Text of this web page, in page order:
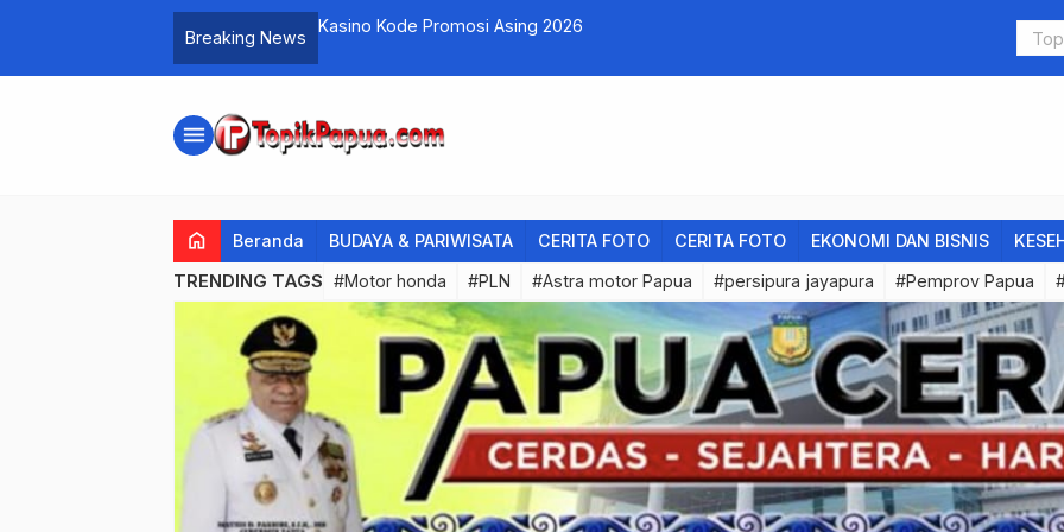
Breaking News
Kasino Kode Promosi Asing 2026 Ini Pesan
menu
home Beranda BUDAYA & PARIWISATA CERITA FOTO CERITA FOTO EKONOMI DAN BISNIS
TRENDING TAGS #Motor honda #PLN #Astra motor Papua #persipura jayapura #Pemprov Papua